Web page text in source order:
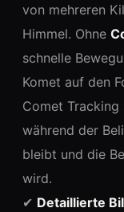
von mehreren
Himmel. Ohne
schnelle
Komet auf den
Comet Tracking
während der
bleibt und die
wird.
✔ Detaillierte